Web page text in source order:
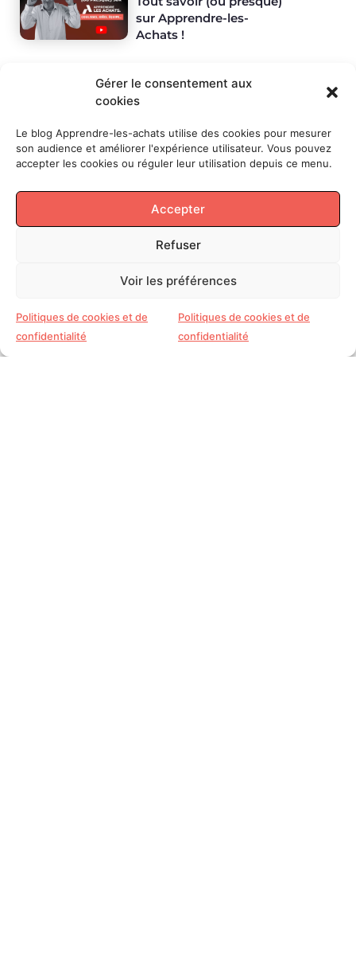
Gérer le consentement aux
cookies
Le blog Apprendre-les-achats utilise des cookies pour mesurer
son audience et améliorer l'expérience utilisateur. Vous pouvez
accepter les cookies ou réguler leur utilisation depuis ce menu.
Accepter
Refuser
Voir les préférences
Politiques de cookies et de
confidentialité
Politiques de cookies et de
confidentialité
sur Apprendre-les-
Achats !
LES SUJETS
DigitalInspirationManagement
Masterclass
PratiquesActualités
Et si
on
parlait
Achats
SUIVEZ-MOI